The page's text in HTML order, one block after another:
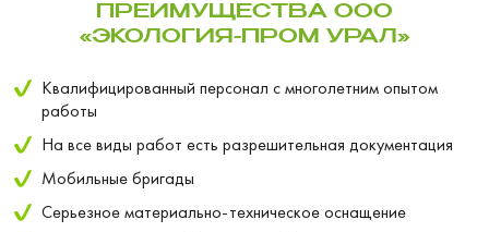
ПРЕИМУЩЕСТВА ООО
«ЭКОЛОГИЯ-ПРОМ УРАЛ»
Квалифицированный персонал с многолетним опытом
работы
На все виды работ есть разрешительная документация
Мобильные бригады
Серьезное материально-техническое оснащение